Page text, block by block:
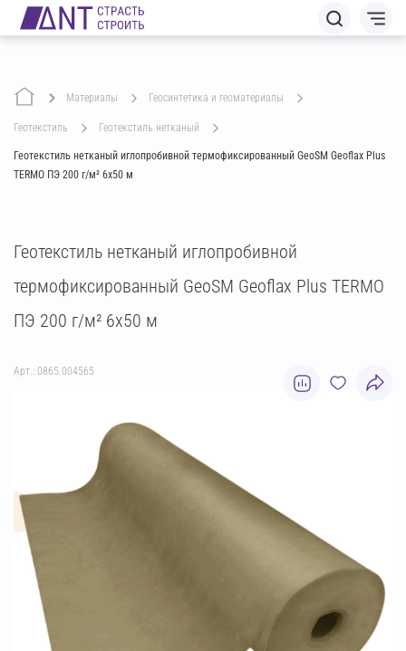
Материалы геосинтетика и геоматериалы
геотекстиль геотекстиль нетканый
Геотекстиль нетканый иглопробивной термофиксированный GeoSM Geoflax Plus
TERMO ПЭ 200 г/м² 6х50 м
Геотекстиль нетканый иглопробивной
термофиксированный GeoSM Geoflax Plus TERMO
ПЭ 200 г/м² 6х50 м
Арт.: 0865.004565